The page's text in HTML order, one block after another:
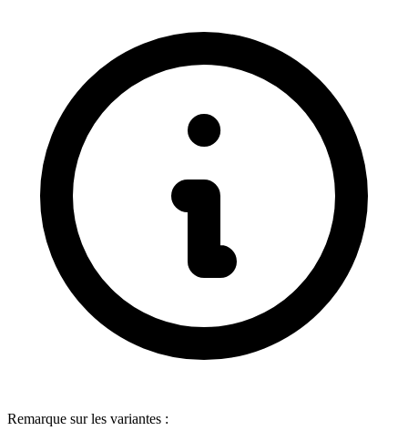
Remarque sur les variantes :